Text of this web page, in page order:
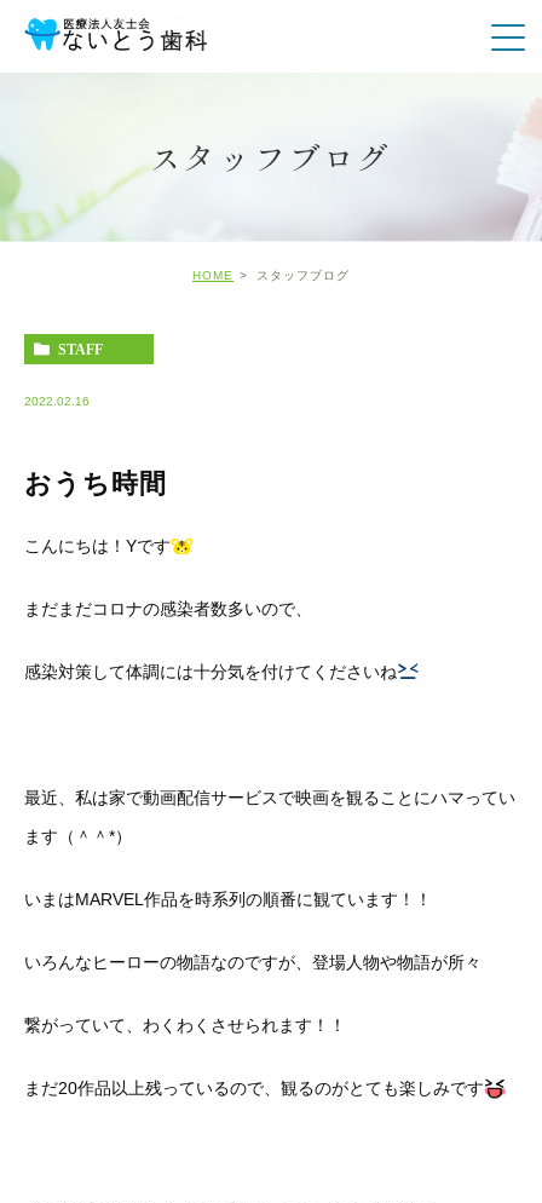
スタッフブログ
HOME スタッフブログ
STAFF
2022.02.16
おうち時間
こんにちは！Yです
まだまだコロナの感染者数多いので、
感染対策して体調には十分気を付けてくださいね
最近、私は家で動画配信サービスで映画を観ることにハマってい
ます（＾＾*）
いまはMARVEL作品を時系列の順番に観ています！！
いろんなヒーローの物語なのですが、登場人物や物語が所々
繋がっていて、わくわくさせられます！！
まだ20作品以上残っているので、観るのがとても楽しみです